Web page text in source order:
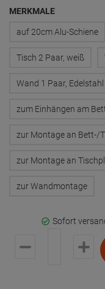
MERKMALE
auf 20cm Alu-Schiene
Tisch 2 Paar, weiß
Wand 1 Paar, Edelstahl
zum Einhängen am
zur Montage an Bett-/
zur Montage an
zur Wandmontage
Sofort